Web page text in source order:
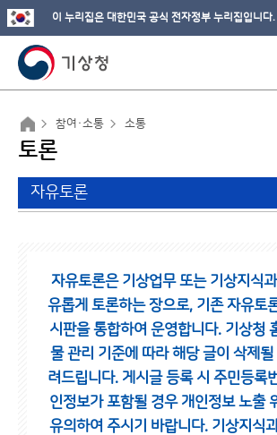
이 누리집은 대한민국 공식 전자정부 누리집입니다.
참여·소통 소통
토론
자유토론
자유토론은 기상업무 또는 기상지식
유롭게 토론하는 장으로, 기존 자유토
시판을 통합하여 운영합니다. 기상청
물 관리 기준에 따라 해당 글이 삭제
려드립니다. 게시글 등록 시 주민등록
인정보가 포함될 경우 개인정보 노출
유의하여 주시기 바랍니다. 기상지식